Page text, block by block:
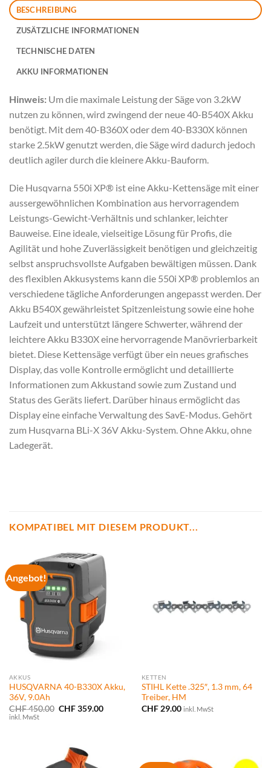
BESCHREIBUNG
ZUSÄTZLICHE INFORMATIONEN
TECHNISCHE DATEN
AKKU INFORMATIONEN
Hinweis: Um die maximale Leistung der Säge von 3.2kW
nutzen zu können, wird zwingend der neue 40-B540X Akku
benötigt. Mit dem 40-B360X oder dem 40-B330X können
starke 2.5kW genutzt werden, die Säge wird dadurch jedoch
deutlich agiler durch die kleinere Akku-Bauform.
Die Husqvarna 550i XP® ist eine Akku-Kettensäge mit einer
aussergewöhnlichen Kombination aus hervorragendem
Leistungs-Gewicht-Verhältnis und schlanker, leichter
Bauweise. Eine ideale, vielseitige Lösung für Profis, die
Agilität und hohe Zuverlässigkeit benötigen und gleichzeitig
selbst anspruchsvollste Aufgaben bewältigen müssen. Dank
des flexiblen Akkusystems kann die 550i XP® problemlos an
verschiedene tägliche Anforderungen angepasst werden. Der
Akku B540X gewährleistet Spitzenleistung sowie eine hohe
Laufzeit und unterstützt längere Schwerter, während der
leichtere Akku B330X eine hervorragende Manövrierbarkeit
bietet. Diese Kettensäge verfügt über ein neues grafisches
Display, das volle Kontrolle ermöglicht und detaillierte
Informationen zum Akkustand sowie zum Zustand und
Status des Geräts liefert. Darüber hinaus ermöglicht das
Display eine einfache Verwaltung des SavE-Modus. Gehört
zum Husqvarna BLi-X 36V Akku-System. Ohne Akku, ohne
Ladegerät.
KOMPATIBEL MIT DIESEM PRODUKT...
Angebot!
AKKUS
HUSQVARNA 40-B330X Akku,
36V, 9.0Ah
CHF450.00 Ursprünglicher
CHF359.00Aktueller
inkl. MwSt
KETTEN
STIHL Kette .325″, 1.3 mm, 64
Treiber, HM
CHF29.00 inkl. MwSt